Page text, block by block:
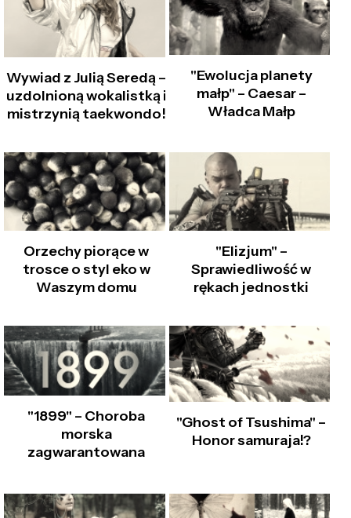
Wywiad z Julią Seredą –
uzdolnioną wokalistką i
mistrzynią taekwondo!
"Ewolucja planety
małp" – Caesar –
Władca Małp
Orzechy piorące w
trosce o styl eko w
Waszym domu
"Elizjum" –
Sprawiedliwość w
rękach jednostki
"1899" – Choroba
morska
zagwarantowana
"Ghost of Tsushima" –
Honor samuraja!?